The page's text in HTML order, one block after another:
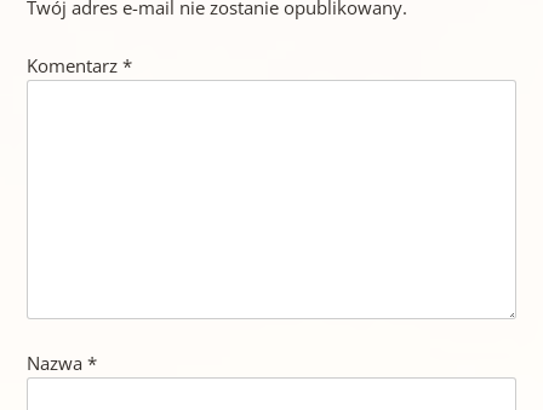
Twój adres e-mail nie zostanie opublikowany.
Komentarz *
Nazwa *